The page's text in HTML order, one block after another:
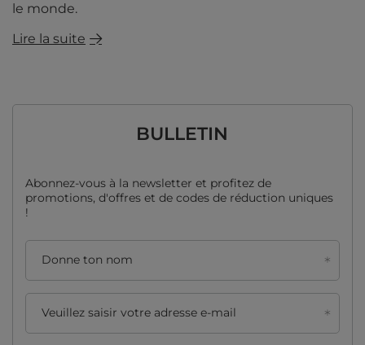
le monde.
Lire la suite
BULLETIN
Abonnez-vous à la newsletter et profitez de
promotions, d'offres et de codes de réduction uniques
!
Donne ton nom
Veuillez saisir votre adresse e-mail